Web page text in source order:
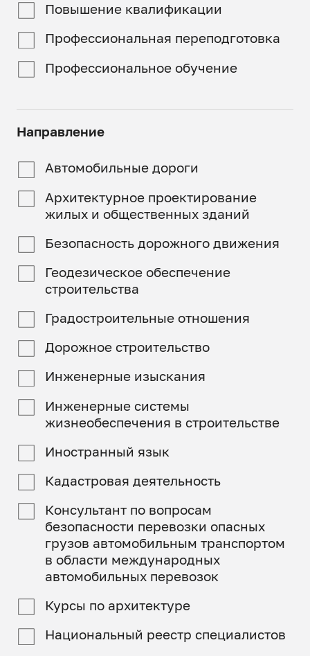
Повышение квалификации
Профессиональная переподготовка
Профессиональное обучение
Направление
Автомобильные дороги
Архитектурное проектирование
жилых и общественных зданий
Безопасность дорожного движения
Геодезическое обеспечение
строительства
Градостроительные отношения
Дорожное строительство
Инженерные изыскания
Инженерные системы
жизнеобеспечения в строительстве
Иностранный язык
Кадастровая деятельность
Консультант по вопросам
безопасности перевозки опасных
грузов автомобильным транспортом
в области международных
автомобильных перевозок
Курсы по архитектуре
Национальный реестр специалистов